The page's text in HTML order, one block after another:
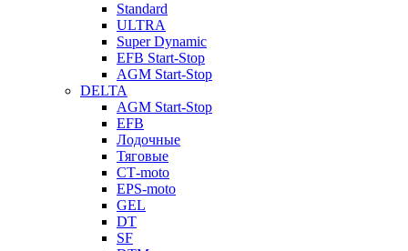
Standard
ULTRA
Super Dynamic
EFB Start-Stop
AGM Start-Stop
DELTA
AGM Start-Stop
EFB
Лодочные
Тяговые
СТ-moto
EPS-moto
GEL
DT
SF